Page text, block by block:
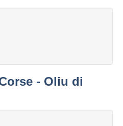
- Oliu di